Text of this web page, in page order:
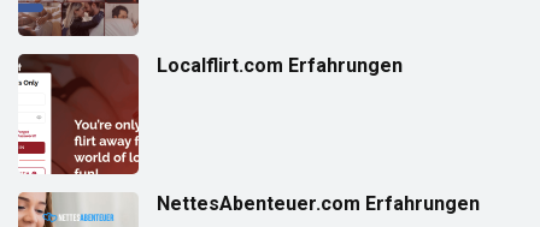
Localflirt.com Erfahrungen
NettesAbenteuer.com Erfahrungen